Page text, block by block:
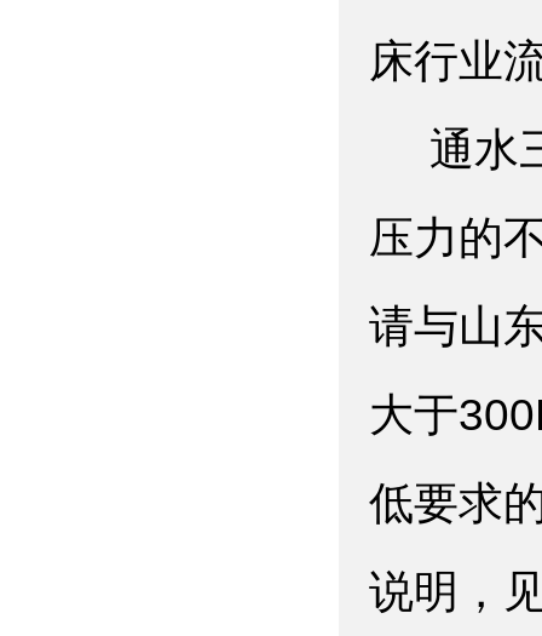
床行业
通水
压力的
请与山
大于
低要求
说明，